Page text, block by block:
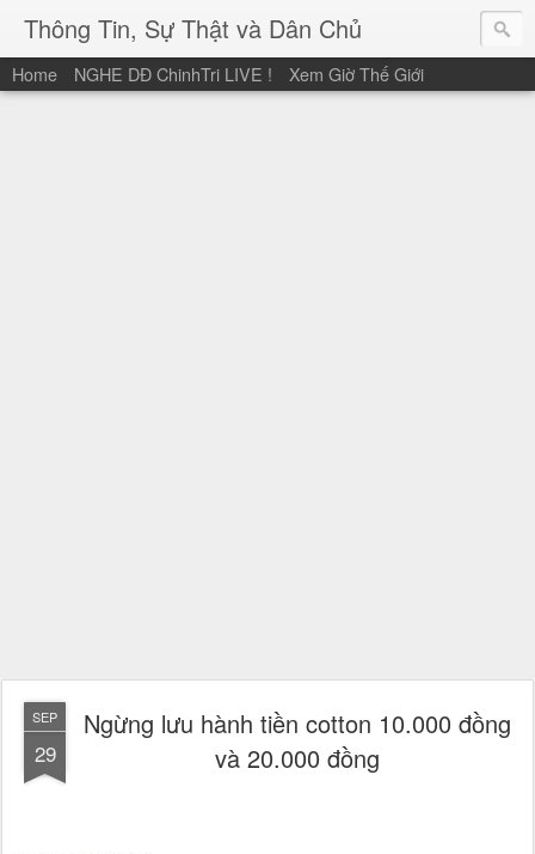
Thông Tin, Sự Thật và Dân Chủ
Home NGHE DĐ ChinhTri LIVE ! Xem Giờ Thế Giới
SEP
29
Ngừng lưu hành tiền cotton 10.000 đồng
và 20.000 đồng